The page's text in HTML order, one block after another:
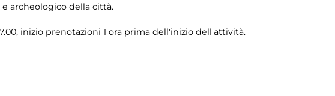
archeologico della città.
inizio prenotazioni 1 ora prima dell'inizio dell'attività.